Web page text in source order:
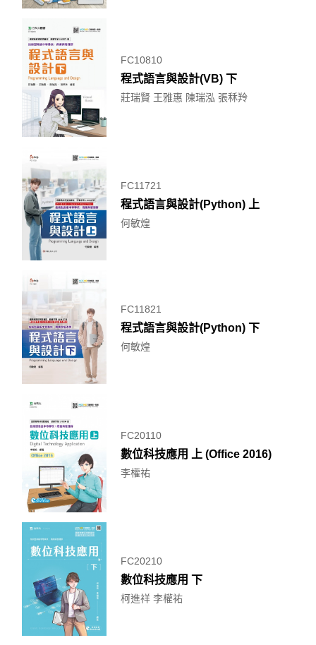
FC10810
程式語言與設計(VB) 下
莊瑞賢 王雅惠 陳瑞泓 張秝羚
FC11721
程式語言與設計(Python) 上
何敏煌
FC11821
程式語言與設計(Python) 下
何敏煌
FC20110
數位科技應用 上 (Office 2016)
李權祐
FC20210
數位科技應用 下
柯進祥 李權祐